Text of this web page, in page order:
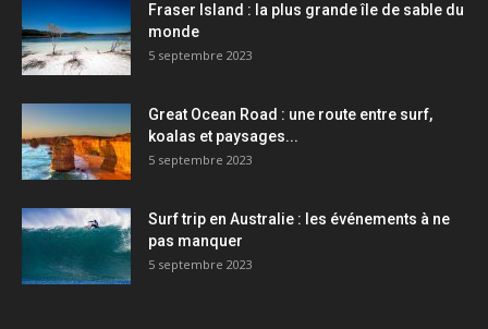
Fraser Island : la plus grande île de sable du
monde
5 septembre 2023
Great Ocean Road : une route entre surf,
koalas et paysages...
5 septembre 2023
Surf trip en Australie : les événements à ne
pas manquer
5 septembre 2023